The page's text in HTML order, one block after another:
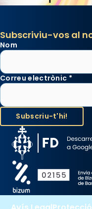
Subscriviu-vos al
Nom
Correu electrònic *